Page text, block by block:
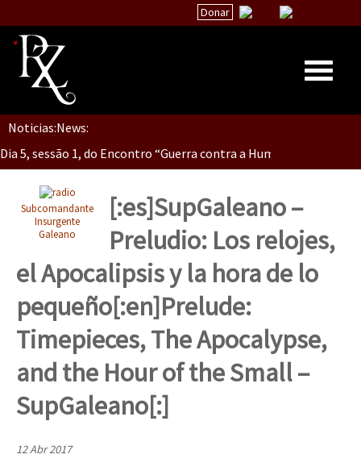
Donar
Inicio
Quiénes Somos
La palabra del EZLN
Encuentros
Chiapas
México
Latinoamérica
Mundo
EZLN
Noticias:News:
Dia 5, Sessão 2, Encontro “Guerra contra la Humanidad”
Dia 5, sessão 1, do Encontro “Guerra contra a Humanidade”(As
Dia 4 – Encontro “Guerra contra a Humanidade” (As populações
Dia 3 do Encontro “Guerra contra a Humanidade”
Dia 2 do Encontro “Guerra contra a Humanidad”
Subcomandante
Insurgente
Galeano
[:es]SupGaleano –
Preludio: Los relojes,
el Apocalipsis y la hora de lo
pequeño[:en]Prelude:
Timepieces, The Apocalypse,
and the Hour of the Small –
SupGaleano[:]
12 Abr 2017